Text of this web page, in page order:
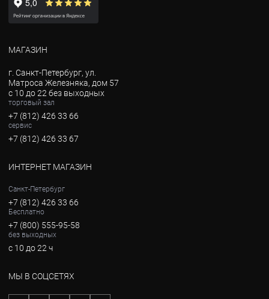
МАГАЗИН
г. Санкт-Петербург, ул.
Матроса Железняка, дом 57
с 10 до 22 без выходных
торговый зал
+7 (812) 426 33 66
сервис
+7 (812) 426 33 67
ИНТЕРНЕТ МАГАЗИН
Санкт-Петербург
+7 (812) 426 33 66
Бесплатно
+7 (800) 555-95-58
без выходных
с 10 до 22 ч
МЫ В СОЦСЕТЯХ